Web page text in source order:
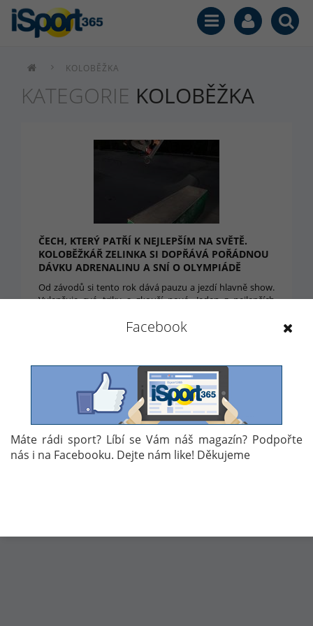
KOLOBĚŽKA
KATEGORIE KOLOBĚŽKA
ČECH, KTERÝ PATŘÍ K NEJLEPŠÍM NA SVĚTĚ.
KOLOBĚŽKÁŘ ZELINKA SI DOPŘÁVÁ POŘÁDNOU
DÁVKU ADRENALINU A SNÍ O OLYMPIÁDĚ
Od závodů si tento rok dává pauzu a jezdí hlavně show.
Vylepšuje své triky a zkouší nové. Jeden z nejlepších
sleduje, jak se sport, o kterém ještě před pár lety nikdo
Facebook
Máte rádi sport? Líbí se Vám náš magazín? Podpořte
nás i na Facebooku. Dejte nám like! Děkujeme